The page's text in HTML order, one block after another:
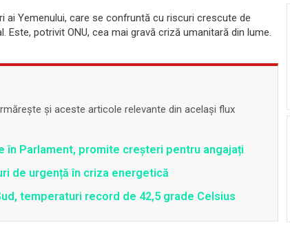
Yemenului, care se confruntă cu riscuri crescute de
potrivit ONU, cea mai gravă criză umanitară din lume.
și aceste articole relevante din același flux
în Parlament, promite creșteri pentru angajați
de urgență în criza energetică
temperaturi record de 42,5 grade Celsius